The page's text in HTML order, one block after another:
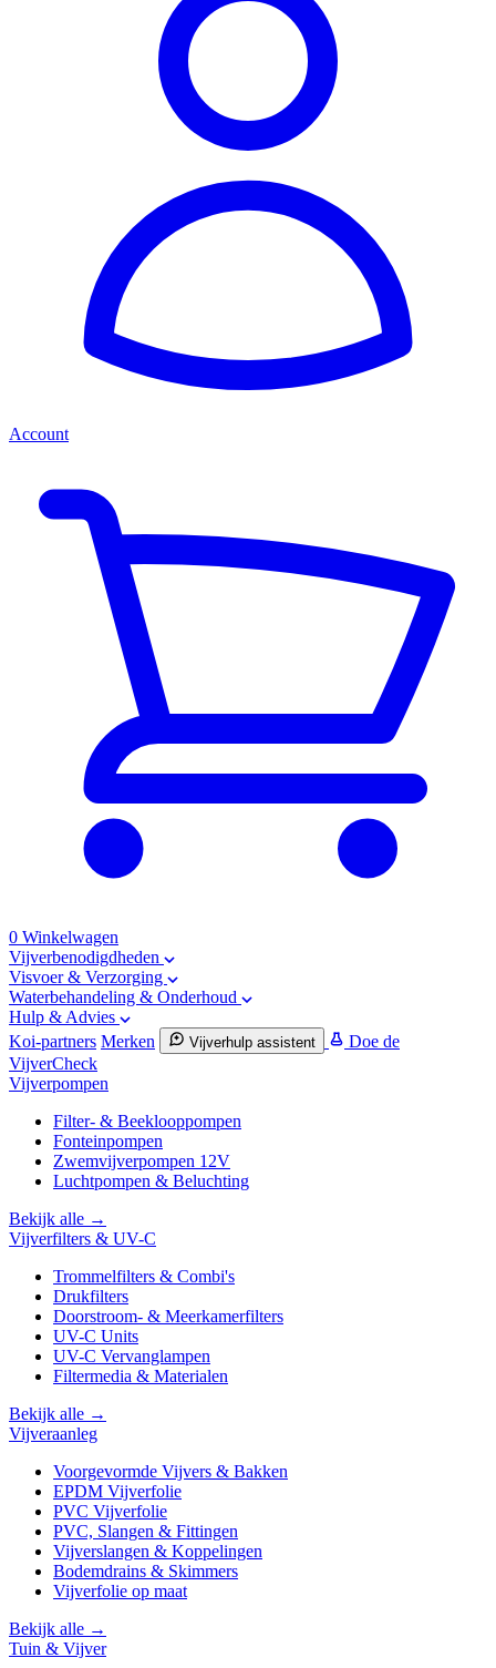
Account
0 Winkelwagen
Vijverbenodigdheden
Visvoer & Verzorging
Waterbehandeling & Onderhoud
Hulp & Advies
Koi-partners Merken Vijverhulp assistent
Doe de
VijverCheck
Vijverpompen
Filter- & Beeklooppompen
Fonteinpompen
Zwemvijverpompen 12V
Luchtpompen & Beluchting
Bekijk alle →
Vijverfilters & UV-C
Trommelfilters & Combi's
Drukfilters
Doorstroom- & Meerkamerfilters
UV-C Units
UV-C Vervanglampen
Filtermedia & Materialen
Bekijk alle →
Vijveraanleg
Voorgevormde Vijvers & Bakken
EPDM Vijverfolie
PVC Vijverfolie
PVC, Slangen & Fittingen
Vijverslangen & Koppelingen
Bodemdrains & Skimmers
Vijverfolie op maat
Bekijk alle →
Tuin & Vijver